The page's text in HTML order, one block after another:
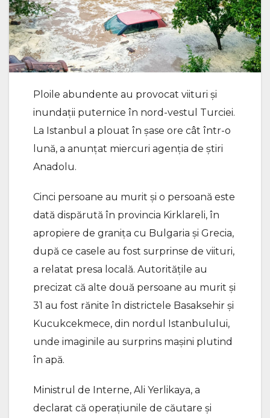
Ploile abundente au provocat viituri şi
inundaţii puternice în nord-vestul Turciei.
La Istanbul a plouat în șase ore cât într-o
lună, a anunţat miercuri agenţia de ştiri
Anadolu.
Cinci persoane au murit şi o persoană este
dată dispărută în provincia Kirklareli, în
apropiere de graniţa cu Bulgaria şi Grecia,
după ce casele au fost surprinse de viituri,
a relatat presa locală. Autorităţile au
precizat că alte două persoane au murit şi
31 au fost rănite în districtele Basaksehir şi
Kucukcekmece, din nordul Istanbulului,
unde imaginile au surprins maşini plutind
în apă.
Ministrul de Interne, Ali Yerlikaya, a
declarat că operaţiunile de căutare şi